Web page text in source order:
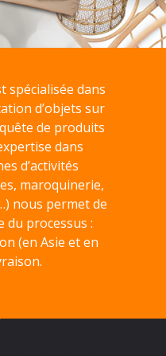
spécialisée dans
d’objets sur
de produits
dans
d’activités
maroquinerie,
nous permet de
du processus :
(en Asie et en